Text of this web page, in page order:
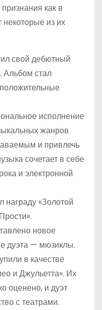
как в
некоторые из их
свой дебютный
Альбом стал
исполнение
жанров
и привлечь
сочетает в себе
и электронной
награду «Золотой
новое
дуэта — мюзиклы.
в качестве
и Джульетта». Их
оценено, и дуэт
с театрами.